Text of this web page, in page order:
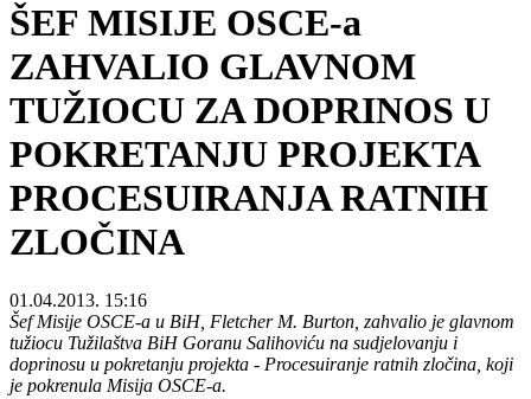
ŠEF MISIJE OSCE-a
ZAHVALIO GLAVNOM
TUŽIOCU ZA DOPRINOS U
POKRETANJU PROJEKTA
PROCESUIRANJA RATNIH
ZLOČINA
01.04.2013. 15:16
Šef Misije OSCE-a u BiH, Fletcher M. Burton, zahvalio je glavnom
tužiocu Tužilaštva BiH Goranu Salihoviću na sudjelovanju i
doprinosu u pokretanju projekta - Procesuiranje ratnih zločina, koji
je pokrenula Misija OSCE-a.